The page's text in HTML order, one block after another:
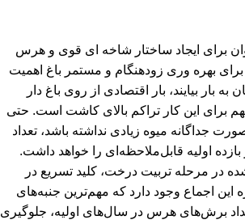
ایجاد ساختار شاخه ای قوی و هرس
بهره وری زودهنگام و مستمر باغ اهمیت
بار بیایند، بار اقتصادی از روی باغ دار
برای این کار تراکم بالای کاشت است. حتی
جداگانه میوه زیادی نداشته باشد، تعداد
بازده اولیه قابل‌ملاحظه‌ای را خواهد داشت.
در مرحله تربیت درخت، کلید تسریع در
این اجماع وجود دارد که مهم‌ترین جنبه‌های
برش‌های هرس در سال‌های اولیه، جلوگیری